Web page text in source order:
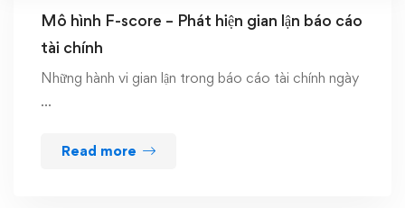
Mô hình F-score – Phát hiện gian lận báo cáo
tài chính
Những hành vi gian lận trong báo cáo tài chính ngày
…
Read more